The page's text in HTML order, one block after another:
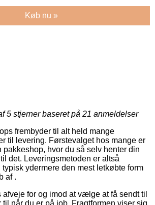
Køb nu »
5 stjerner baseret på 21 anmeldelser
frembyder til alt held mange
til levering. Førstevalget hos mange er
pakkeshop, hvor du så selv henter din
det. Leveringsmetoden er altså
ydermere den mest letkøbte form
af .
for og imod at vælge at få sendt til